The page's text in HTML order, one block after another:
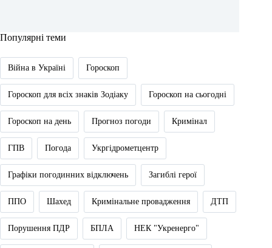
Популярні теми
Війна в Україні Гороскоп
Гороскоп для всіх знаків Зодіаку Гороскоп на сьогодні
Гороскоп на день Прогноз погоди Кримінал
ГПВ Погода Укргідрометцентр
Графіки погодинних відключень Загиблі герої
ППО Шахед Кримінальне провадження ДТП
Порушення ПДР БПЛА НЕК "Укренерго"